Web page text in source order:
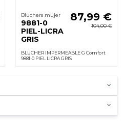
Bluchers mujer
9881-0
PIEL-LICRA
GRIS
87,99 €
104,00 €
BLUCHER IMPERMEABLE G Comfort
9881-0 PIEL LICRA GRIS